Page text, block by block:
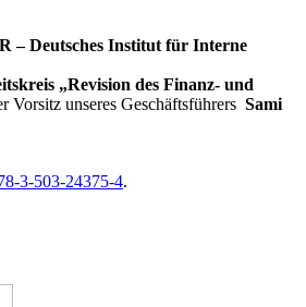
– Deutsches Institut für Interne
„Revision des Finanz- und
Vorsitz unseres Geschäftsführers Sami
3-503-24375-4.